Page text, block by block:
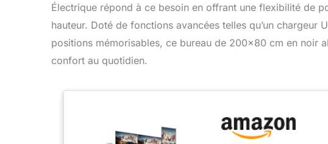
Électrique répond à ce besoin en offrant une flexibilité de
hauteur. Doté de fonctions avancées telles qu’un chargeur
positions mémorisables, ce bureau de 200×80 cm en noir
confort au quotidien.